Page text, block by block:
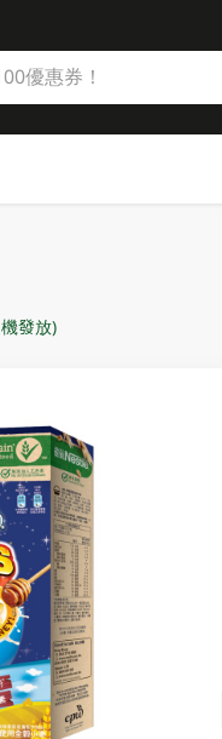
發放)